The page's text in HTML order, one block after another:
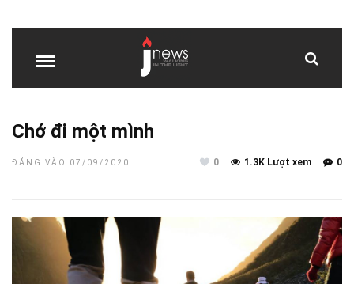
Chớ đi một mình
ĐĂNG VÀO 07/09/2020 0
1.3K Lượt xem
0